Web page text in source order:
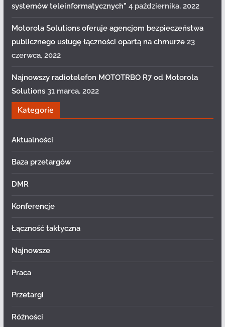
systemów teleinformatycznych” 4 października, 2022
Motorola Solutions oferuje agencjom bezpieczeństwa
publicznego usługę łączności opartą na chmurze 23
czerwca, 2022
Najnowszy radiotelefon MOTOTRBO R7 od Motorola
Solutions 31 marca, 2022
Kategorie
Aktualności
Baza przetargów
DMR
Konferencje
Łączność taktyczna
Najnowsze
Praca
Przetargi
Różności